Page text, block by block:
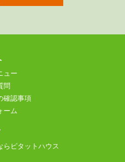
ュー
問
確認事項
ーム
らピタットハウス